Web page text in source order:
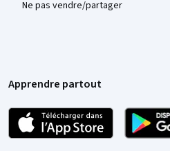
Ne pas vendre/partager
Apprendre partout